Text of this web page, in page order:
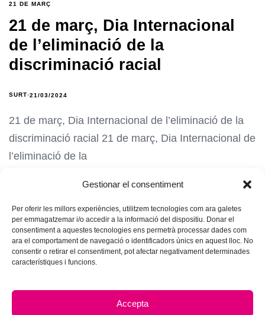
Gestionar el consentiment
Per oferir les millors experiències, utilitzem tecnologies com ara galetes
per emmagatzemar i/o accedir a la informació del dispositiu. Donar el
consentiment a aquestes tecnologies ens permetrà processar dades com
ara el comportament de navegació o identificadors únics en aquest lloc. No
consentir o retirar el consentiment, pot afectar negativament determinades
característiques i funcions.
Accepta
21 DE MARÇ
21 de març, Dia Internacional
de l’eliminació de la
discriminació racial
SURT 21/03/2024
21 de març, Dia Internacional de l’eliminació de la
discriminació racial 21 de març, Dia Internacional de
l’eliminació de la